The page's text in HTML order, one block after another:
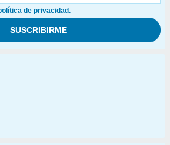
de privacidad.